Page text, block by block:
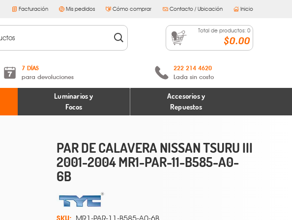
Facturación Mis pedidos Cómo comprar Contacto / Ubicación Inicio
Total de productos: 0
$0.00
7 DÍAS
para devoluciones
Términos y condiciones
Políticas de devoluciones
222 214 4620
Lada sin costo
Luminarios y
Focos
Accesorios y
Repuestos
PAR DE CALAVERA NISSAN TSURU III
2001-2004 MR1-PAR-11-B585-A0-
6B